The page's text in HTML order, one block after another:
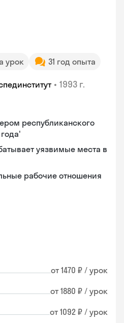
урок 31 год опыта
• 1993 г.
республиканского
уязвимые места в
рабочие отношения
от 1470 ₽ / урок
от 1880 ₽ / урок
от 1092 ₽ / урок